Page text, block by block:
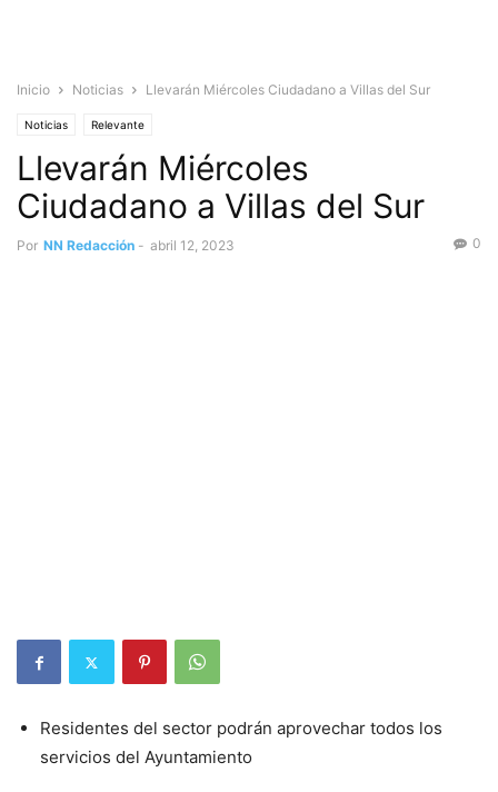
Inicio Noticias Llevarán Miércoles Ciudadano a Villas del Sur
Noticias Relevante
Llevarán Miércoles
Ciudadano a Villas del Sur
Por NN Redacción - abril 12, 2023 0
Residentes del sector podrán aprovechar todos los
servicios del Ayuntamiento